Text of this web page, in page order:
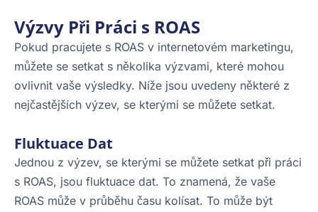
Výzvy Při Práci s ROAS
Pokud pracujete s ROAS v internetovém marketingu,
můžete se setkat s několika výzvami, které mohou
ovlivnit vaše výsledky. Níže jsou uvedeny některé z
nejčastějších výzev, se kterými se můžete setkat.
Fluktuace Dat
Jednou z výzev, se kterými se můžete setkat při práci
s ROAS, jsou fluktuace dat. To znamená, že vaše
ROAS může v průběhu času kolísat. To může být